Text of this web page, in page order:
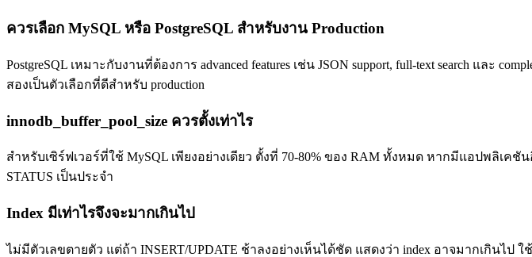
ควรเลือก MySQL หรือ PostgreSQL สำหรับงาน Production
PostgreSQL เหมาะกับงานที่ต้องการ advanced features เช่น JSON support, full-text search และ
สองเป็นตัวเลือกที่ดีสำหรับ production
innodb_buffer_pool_size ควรตั้งเท่าไร
สำหรับเซิร์ฟเวอร์ที่ใช้ MySQL เพียงอย่างเดียว ตั้งที่ 70-80% ของ RAM ทั้งหมด หากมีแอปพลิเ
STATUS เป็นประจำ
Index มีเท่าไรจึงจะมากเกินไป
ไม่มีตัวเลขตายตัว แต่ถ้า INSERT/UPDATE ช้าลงอย่างเห็นได้ชัด แสดงว่า index อาจมากเกินไป ใช้